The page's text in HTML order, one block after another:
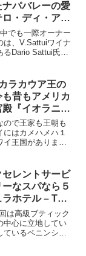
パバレーの愛
・ディ・アモ
di Amorosa
でも一際オーナー
は、V.Sattuiワイナ
Dario Sattui氏が
リアのお城...
ラカウア王の
昔もアメリカ
『イオラニ・
PALACE”
ので王家も王朝も
はカメハメハ１
イ王国がありまし
め1882年8月にイ
レントサービ
なスパなら５
テル – The
は高級ブティック
中心に立地してい
いるペニンシュ